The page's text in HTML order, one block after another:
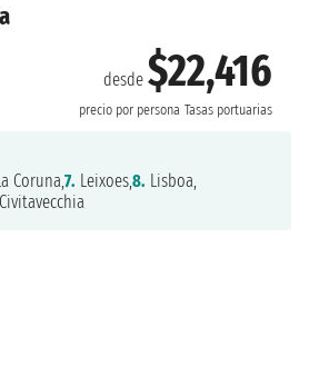
desde $22,416
precio por persona Tasas portuarias
Coruna,7. Leixoes,8. Lisboa,
Civitavecchia